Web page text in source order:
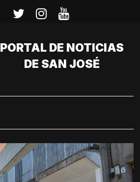
PORTAL DE NOTICIAS
DE SAN JOSÉ